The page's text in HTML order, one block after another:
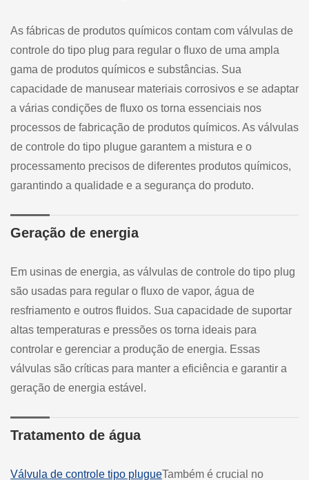
As fábricas de produtos químicos contam com válvulas de
controle do tipo plug para regular o fluxo de uma ampla
gama de produtos químicos e substâncias. Sua
capacidade de manusear materiais corrosivos e se adaptar
a várias condições de fluxo os torna essenciais nos
processos de fabricação de produtos químicos. As válvulas
de controle do tipo plugue garantem a mistura e o
processamento precisos de diferentes produtos químicos,
garantindo a qualidade e a segurança do produto.
Geração de energia
Em usinas de energia, as válvulas de controle do tipo plug
são usadas para regular o fluxo de vapor, água de
resfriamento e outros fluidos. Sua capacidade de suportar
altas temperaturas e pressões os torna ideais para
controlar e gerenciar a produção de energia. Essas
válvulas são críticas para manter a eficiência e garantir a
geração de energia estável.
Tratamento de água
Válvula de controle tipo plugueTambém é crucial no